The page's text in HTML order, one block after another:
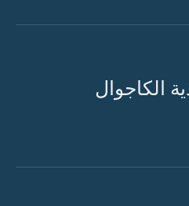
الكاجوال